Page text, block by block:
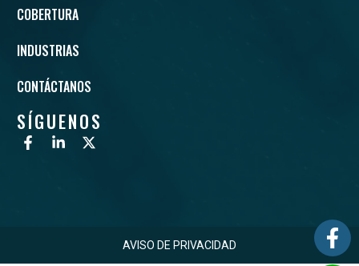
COBERTURA
INDUSTRIAS
CONTÁCTANOS
SÍGUENOS
AVISO DE PRIVACIDAD